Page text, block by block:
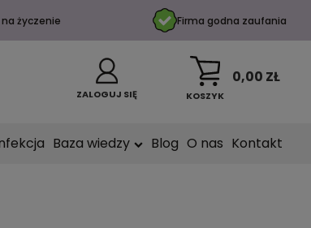
życzenie Firma godna zaufania
ZALOGUJ SIĘ KOSZYK
0,00 ZŁ
Baza wiedzy Blog O nas Kontakt